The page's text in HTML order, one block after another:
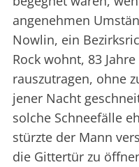
angenehmen
Nowlin, ein
Rock wohnt, 83
rauszutragen, ohne
jener Nacht
solche Schneefälle
stürzte der Mann
die Gittertür zu